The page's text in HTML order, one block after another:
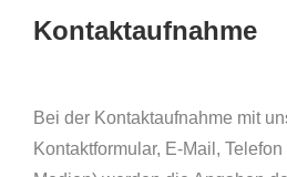
Kontaktaufnahme
Bei der Kontaktaufnahme mit
Kontaktformular, E-Mail,